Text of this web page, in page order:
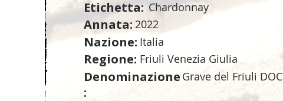
Etichetta: Chardonnay
Annata: 2022
Nazione: Italia
Regione: Friuli Venezia Giulia
Denominazione
:
Grave del Friuli DOC